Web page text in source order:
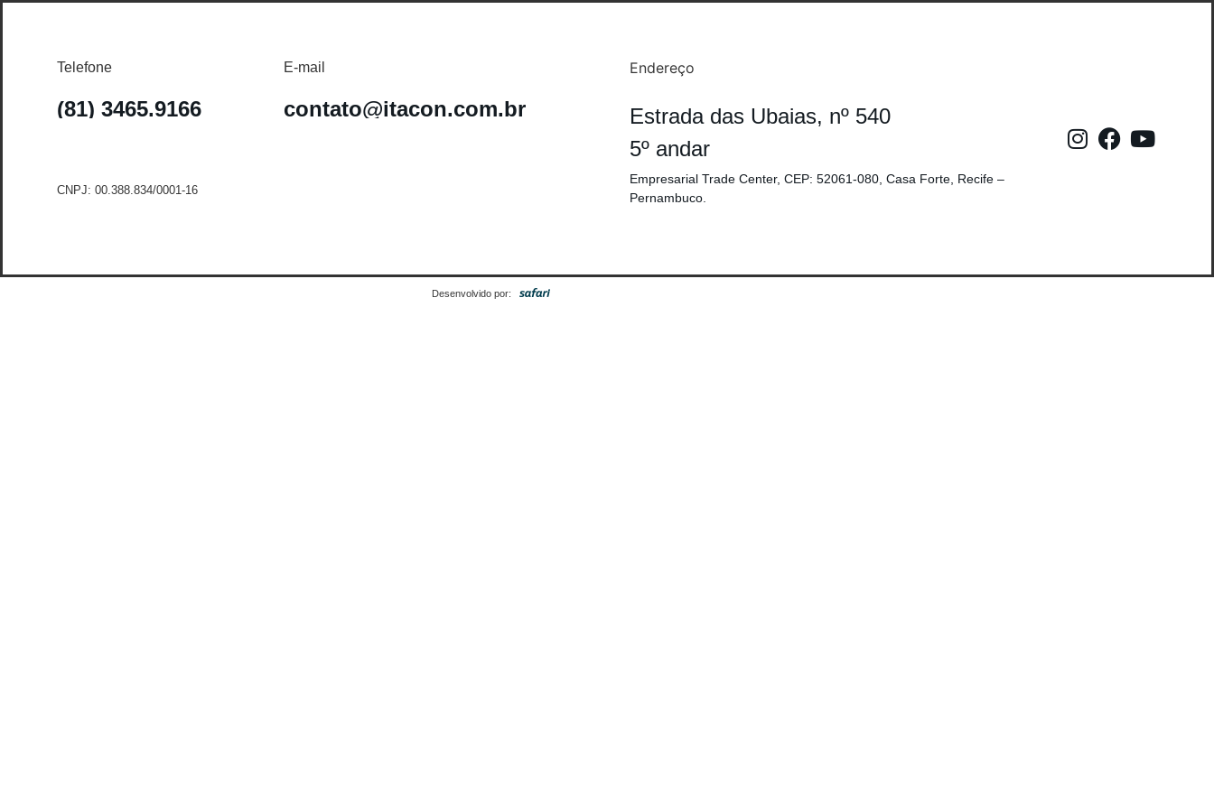
Telefone
(81) 3465.9166
CNPJ: 00.388.834/0001-16
E-mail
contato@itacon.com.br
Endereço
Estrada das Ubaias, nº 540
5º andar
Empresarial Trade Center, CEP: 52061-080, Casa Forte, Recife –
Pernambuco.
Desenvolvido por: